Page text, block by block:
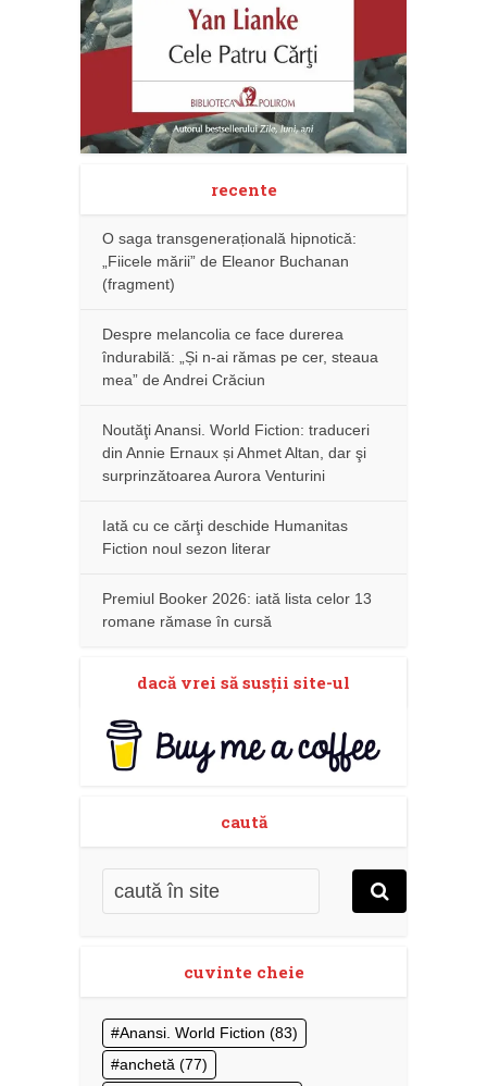
recente
O saga transgenerațională hipnotică:
„Fiicele mării” de Eleanor Buchanan
(fragment)
Despre melancolia ce face durerea
îndurabilă: „Și n-ai rămas pe cer, steaua
mea” de Andrei Crăciun
Noutăţi Anansi. World Fiction: traduceri
din Annie Ernaux și Ahmet Altan, dar şi
surprinzătoarea Aurora Venturini
Iată cu ce cărţi deschide Humanitas
Fiction noul sezon literar
Premiul Booker 2026: iată lista celor 13
romane rămase în cursă
dacă vrei să susţii site-ul
caută
cuvinte cheie
Anansi. World Fiction (83)
anchetă (77)